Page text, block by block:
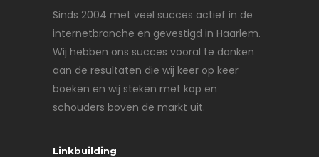
Sinds 2004 met veel succes actief in de
internetbranche en gevestigd in Haarlem.
Wij hebben ons succes vooral te danken
aan de resultaten die wij keer op keer
boeken en wij steken met kop en
schouders boven de markt uit.
Linkbuilding